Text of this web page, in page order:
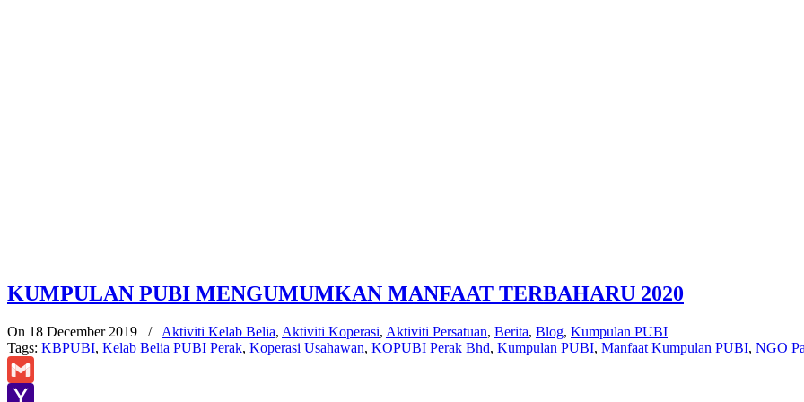
KUMPULAN PUBI MENGUMUMKAN MANFAAT TERBAHARU 2020
On 18 December 2019 / Aktiviti Kelab Belia, Aktiviti Koperasi, Aktiviti Persatuan, Berita, Blog, Kumpulan PUBI
Tags: KBPUBI, Kelab Belia PUBI Perak, Koperasi Usahawan, KOPUBI Perak Bhd, Kumpulan PUBI, Manfaat Kumpulan PUBI, NGO
Gmail